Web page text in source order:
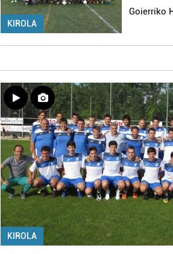
KIROLA
Goierriko
KIROLA